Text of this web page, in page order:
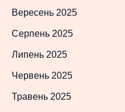
Вересень 2025
Серпень 2025
Липень 2025
Червень 2025
Травень 2025